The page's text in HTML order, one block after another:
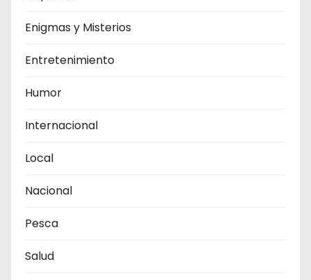
Enigmas y Misterios
Entretenimiento
Humor
Internacional
Local
Nacional
Pesca
Salud